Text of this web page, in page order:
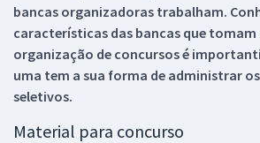
bancas organizadoras trabalham.
características das bancas que tomam
organização de concursos é
uma tem a sua forma de administrar
seletivos.
Material para concurso